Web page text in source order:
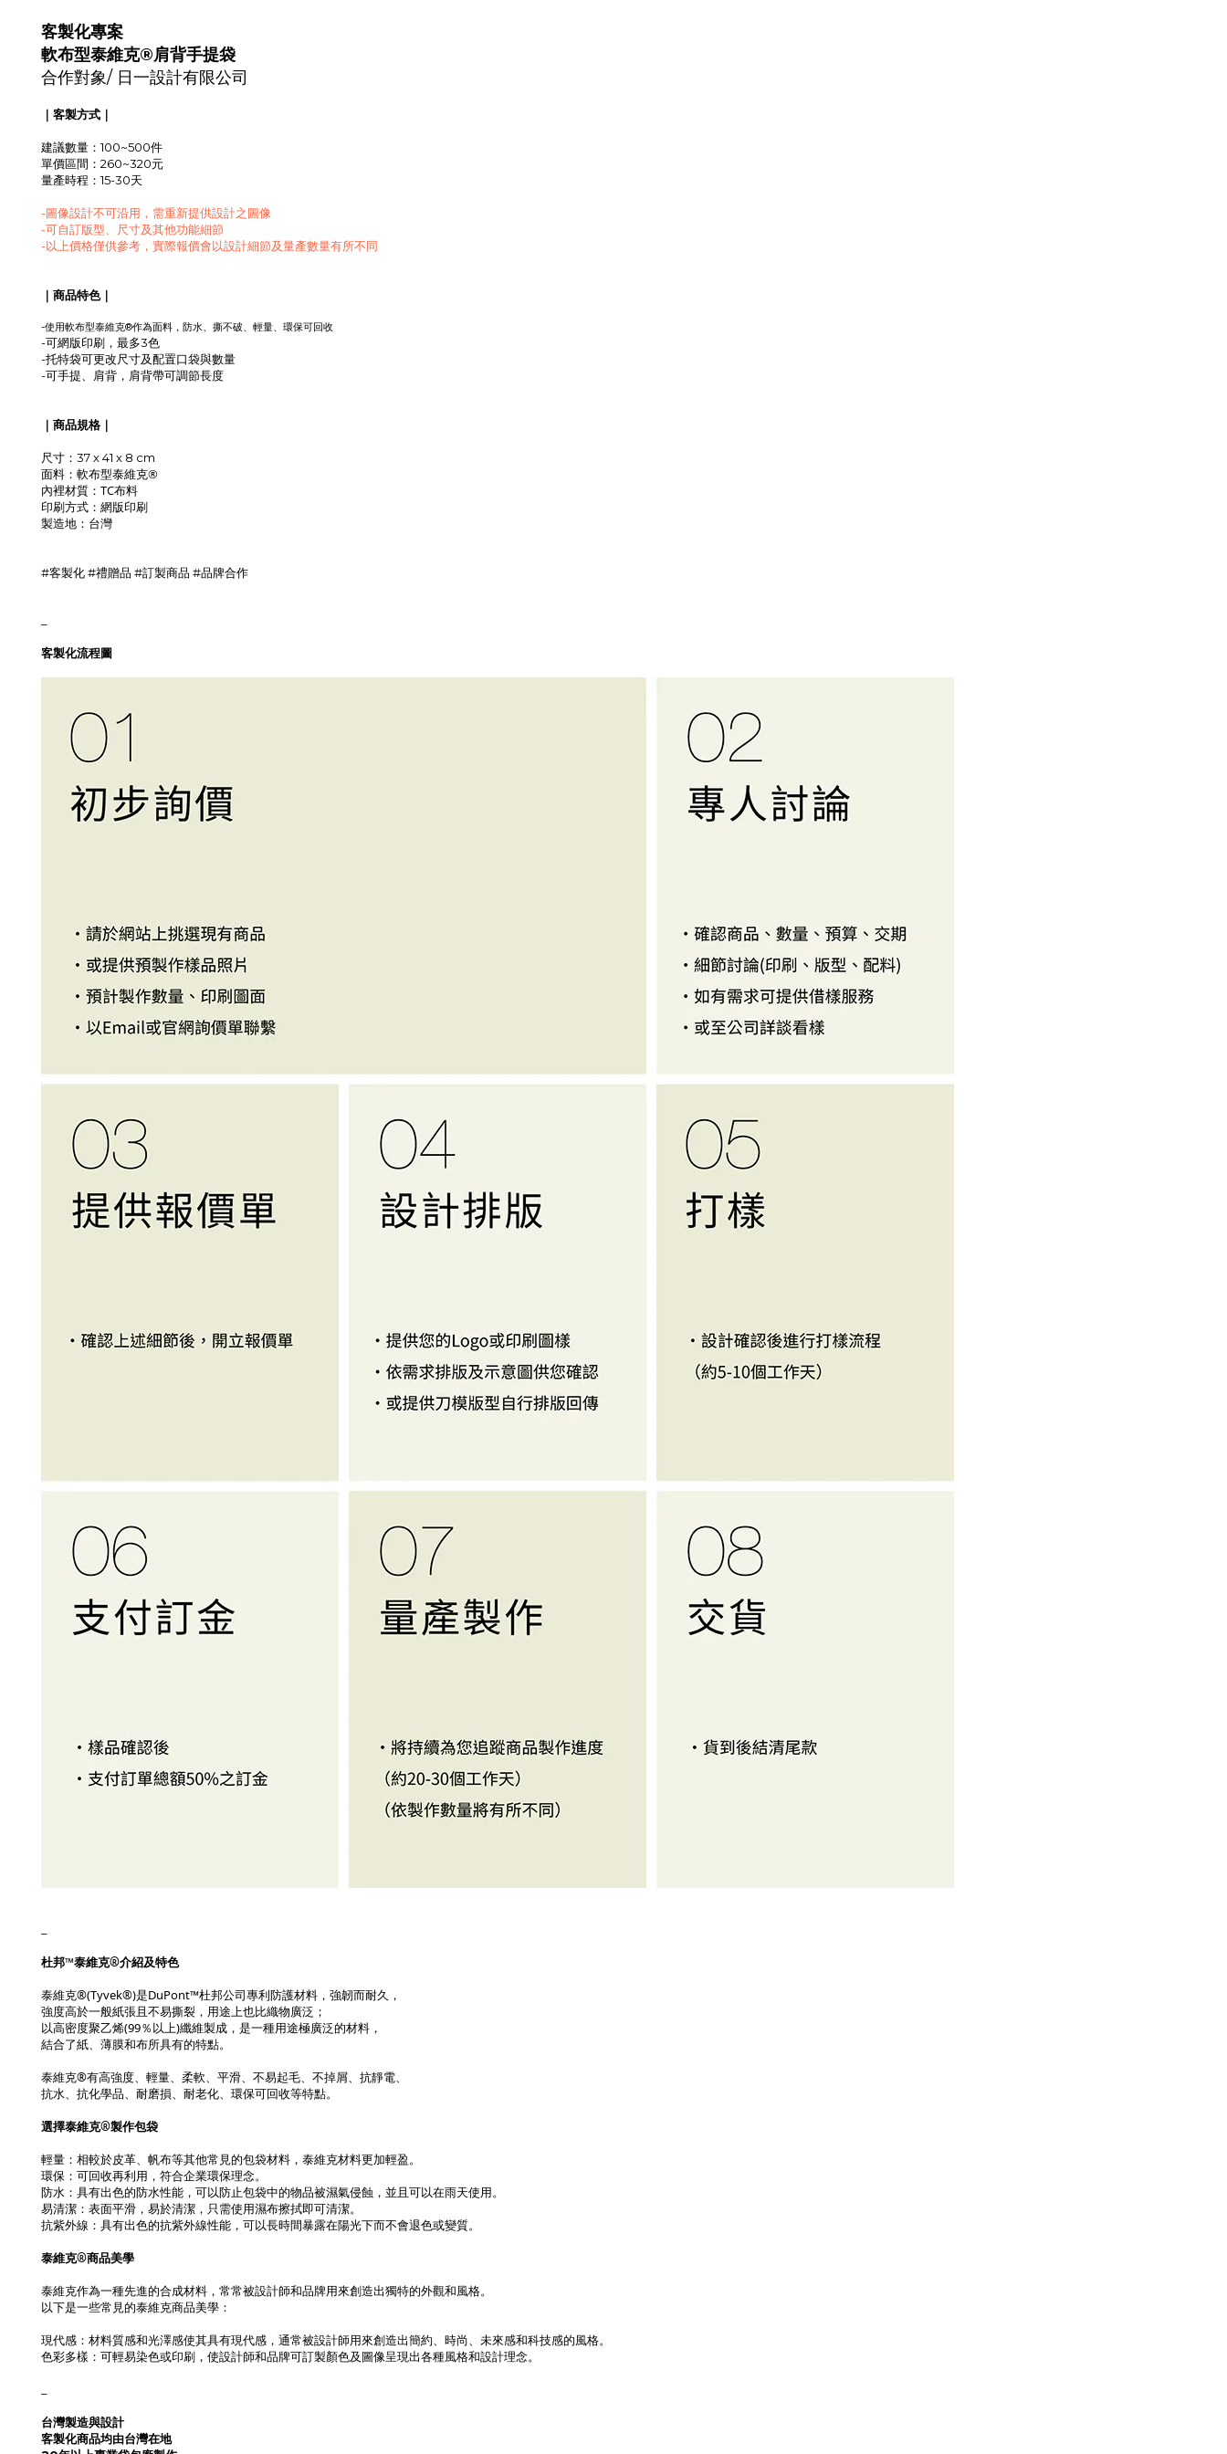
客製化專案
軟布型泰維克®肩背手提袋
合作對象/ 日一設計有限公司
｜客製方式｜
建議數量：100~500件
單價區間：260~320元
量產時程：15-30天
-圖像設計不可沿用，需重新提供設計之圖像
-可自訂版型、尺寸及其他功能細節
-以上價格僅供參考，實際報價會以設計細節及量產數量有所不同
｜商品特色｜
-使用軟布型泰維克®作為面料，防水、撕不破、輕量、環保可回收
-可網版印刷，最多3色
-托特袋可更改尺寸及配置口袋與數量
-可手提、肩背，肩背帶可調節長度
｜商品規格｜
尺寸：37 x 41 x 8 cm
面料： 軟布型泰維克®
內裡材質： TC布料
印刷方式： 網版印刷
製造地 ：台灣
#客製化 #禮贈品 #訂製商品 #品牌合作
客製化流程圖
杜邦™泰維克®介紹及特色
泰維克®(Tyvek®)是DuPont™杜邦公司專利防護材料，強韌而耐久，
強度高於一般紙張且不易撕裂，用途上也比織物廣泛；
以高密度聚乙烯(99％以上)纖維製成，是一種用途極廣泛的材料，
結合了紙、薄膜和布所具有的特點。
泰維克®有高強度、輕量、柔軟、平滑、不易起毛、不掉屑、抗靜電、
抗水、抗化學品、耐磨損、耐老化、環保可回收等特點。
選擇泰維克®製作包袋
輕量：相較於皮革、帆布等其他常見的包袋材料，泰維克材料更加輕盈。
環保：可回收再利用，符合企業環保理念。
防水：具有出色的防水性能，可以防止包袋中的物品被濕氣侵蝕，並且可以在雨天使用。
易清潔：表面平滑，易於清潔，只需使用濕布擦拭即可清潔。
抗紫外線：具有出色的抗紫外線性能，可以長時間暴露在陽光下而不會退色或變質。
泰維克®商品美學
泰維克作為一種先進的合成材料，常常被設計師和品牌用來創造出獨特的外觀和風格。
以下是一些常見的泰維克商品美學：
現代感：材料質感和光澤感使其具有現代感，通常被設計師用來創造出簡約、時尚、未來感和科技感的風格。
色彩多樣：可輕易染色或印刷，使設計師和品牌可訂製顏色及圖像呈現出各種風格和設計理念。
台灣製造與設計
客製化商品均由台灣在地